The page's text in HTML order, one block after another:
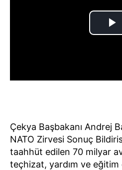
Çekya Başbakanı Andrej
NATO Zirvesi Sonuç
taahhüt edilen 70 milyar
teçhizat, yardım ve eğitim